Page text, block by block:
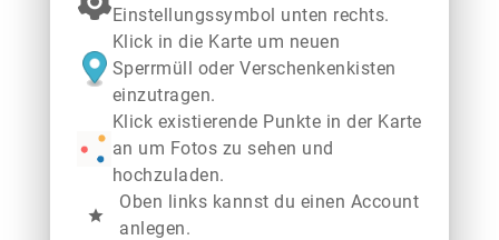
Einstellungssymbol unten rechts.
Klick in die Karte um neuen
Sperrmüll oder Verschenkenkisten
einzutragen.
Klick existierende Punkte in der Karte
an um Fotos zu sehen und
hochzuladen.
star
Oben links kannst du einen Account
anlegen.